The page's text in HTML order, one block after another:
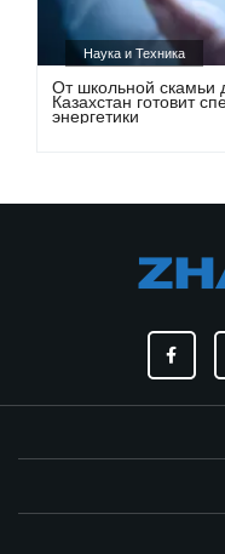
Наука и Техника
От школьной скамьи
Казахстан готовит
энергетики